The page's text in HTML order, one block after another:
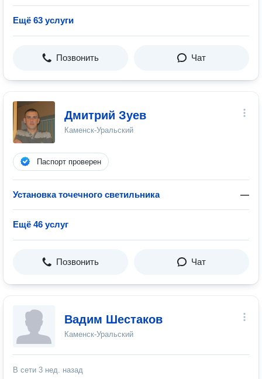
Ещё 63 услуги
Позвонить Чат
Дмитрий Зуев
Каменск-Уральский
Паспорт проверен
Установка точечного светильника —
Ещё 46 услуг
Позвонить Чат
Вадим Шестаков
Каменск-Уральский
В сети 3 нед. назад